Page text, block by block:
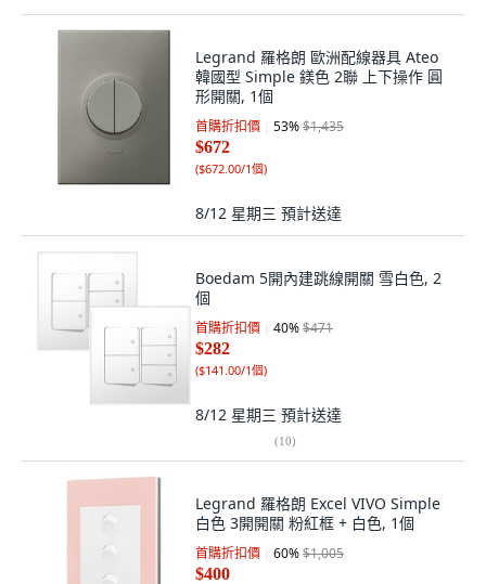
Legrand 羅格朗 歐洲配線器具 Ateo
韓國型 Simple 鎂色 2聯 上下操作 圓
形開關, 1個
首購折扣價 53%$1,435
$672
($672.00/1個)
8/12 星期三 預計送達
Boedam 5開內建跳線開關 雪白色, 2
個
首購折扣價 40%$471
$282
($141.00/1個)
8/12 星期三 預計送達
(10)
Legrand 羅格朗 Excel VIVO Simple
白色 3開開關 粉紅框 + 白色, 1個
首購折扣價 60%$1,005
$400